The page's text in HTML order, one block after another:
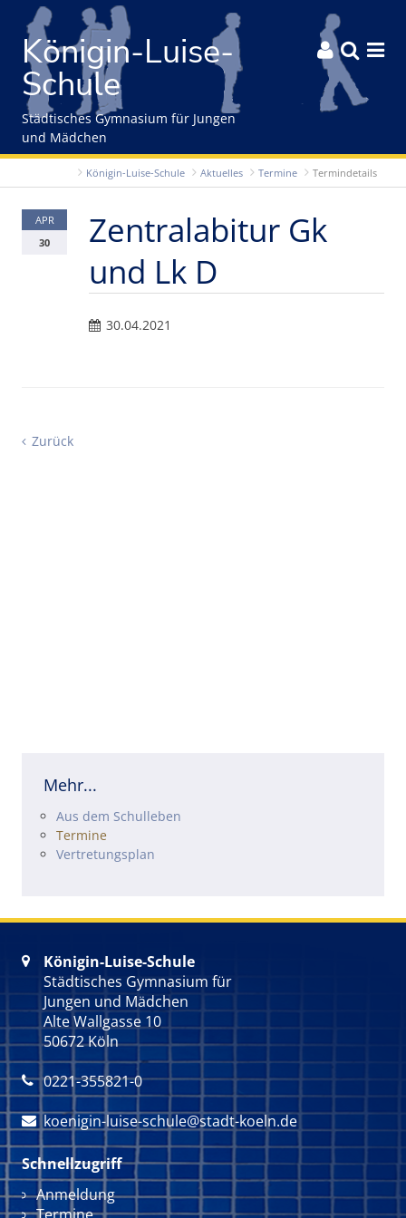
Gleich zum Inhalt der Seite springen
Königin-Luise-
Schule
  
Städtisches Gymnasium für Jungen
und Mädchen
Königin-Luise-Schule Aktuelles Termine Termindetails
APR
30
Zentralabitur Gk
und Lk D
30.04.2021
Zurück
Mehr...
Navigation überspringen
Aus dem Schulleben
Termine
Vertretungsplan

Königin-Luise-Schule
Städtisches Gymnasium für
Jungen und Mädchen
Alte Wallgasse 10
50672 Köln
 0221-355821-0
 koenigin-luise-schule@stadt-koeln.de
Schnellzugriff
Navigation überspringen
Anmeldung